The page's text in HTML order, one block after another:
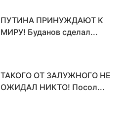
ПУТИНА ПРИНУЖДАЮТ К
МИРУ! Буданов сделал...
ТАКОГО ОТ ЗАЛУЖНОГО НЕ
ОЖИДАЛ НИКТО! Посол...